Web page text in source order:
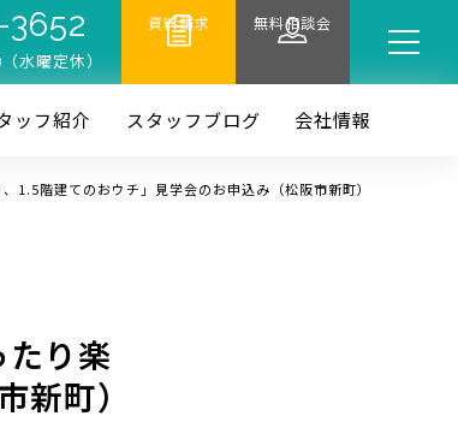
水曜定休）
資料請求 無料相談会
ッフ紹介 スタッフブログ 会社情報
1.5階建てのおウチ」見学会のお申込み（松阪市新町）
り楽
町）